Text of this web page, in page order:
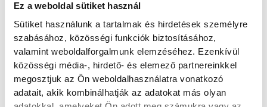
Ez a weboldal sütiket használ
Sütiket használunk a tartalmak és hirdetések személyre
szabásához, közösségi funkciók biztosításához,
valamint weboldalforgalmunk elemzéséhez. Ezenkívül
közösségi média-, hirdető- és elemező partnereinkkel
megosztjuk az Ön weboldalhasználatra vonatkozó
adatait, akik kombinálhatják az adatokat más olyan